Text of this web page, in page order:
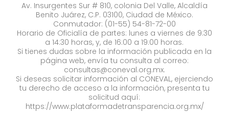
Av. Insurgentes Sur # 810, colonia Del Valle, Alcaldía
Benito Juárez, C.P. 03100, Ciudad de México.
Conmutador: (01-55) 54-81-72-00
Horario de Oficialía de partes: lunes a viernes de 9:30
a 14:30 horas, y, de 16:00 a 19:00 horas.
Si tienes dudas sobre la información publicada en la
página web, envía tu consulta al correo:
consultas@coneval.org.mx.
Si deseas solicitar información al CONEVAL, ejerciendo
tu derecho de acceso a la información, presenta tu
solicitud aquí:
https://www.plataformadetransparencia.org.mx/